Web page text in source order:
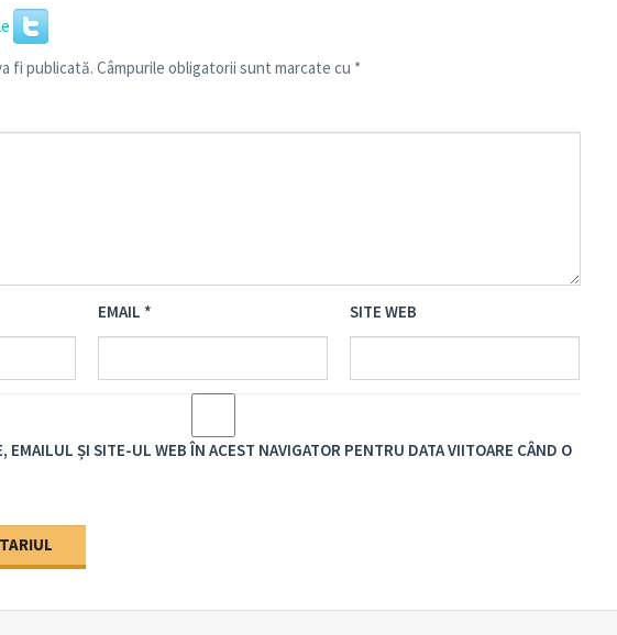
fi publicată. Câmpurile obligatorii sunt marcate cu *
EMAIL * SITE WEB
EMAILUL ȘI SITE-UL WEB ÎN ACEST NAVIGATOR PENTRU DATA VIITOARE CÂND O